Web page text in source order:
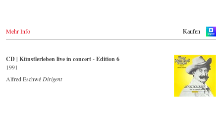
Kaufen
Mehr Info
CD | Künstlerleben live in concert - Edition 6
1991
Alfred Eschwé Dirigent